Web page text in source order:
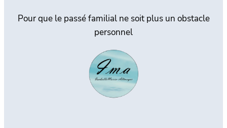
Pour que le passé familial ne soit plus un obstacle
personnel